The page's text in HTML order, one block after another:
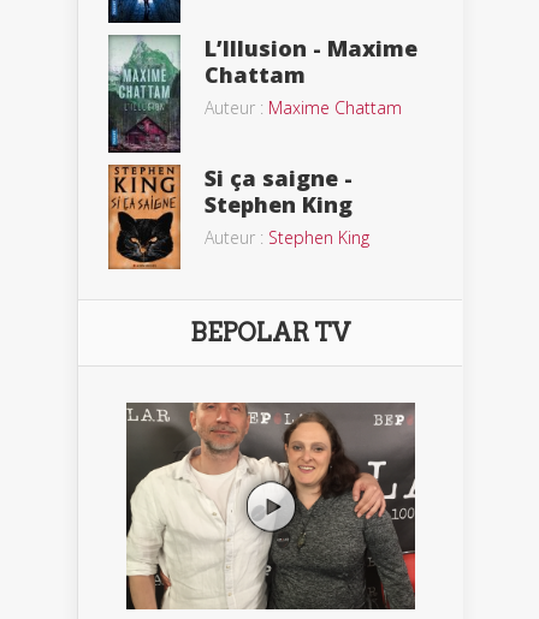
L’Illusion - Maxime
Chattam
Auteur : Maxime Chattam
Si ça saigne -
Stephen King
Auteur : Stephen King
BEPOLAR TV